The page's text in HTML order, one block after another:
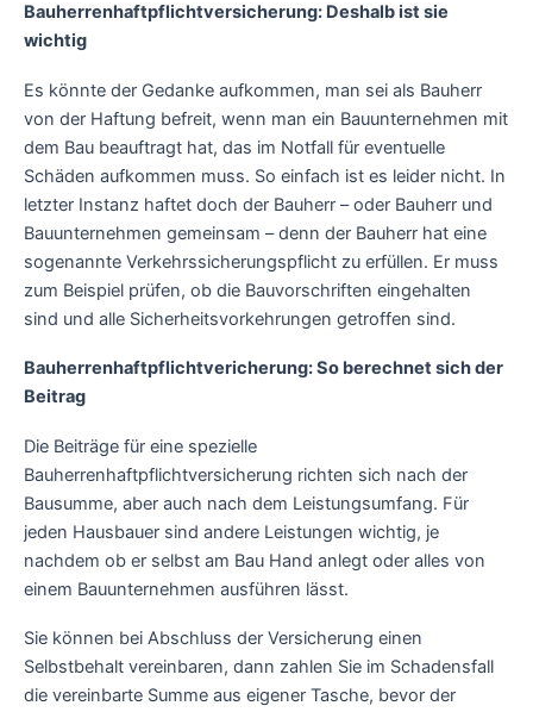
Bauherrenhaftpflichtversicherung: Deshalb ist sie
wichtig
Es könnte der Gedanke aufkommen, man sei als Bauherr
von der Haftung befreit, wenn man ein Bauunternehmen mit
dem Bau beauftragt hat, das im Notfall für eventuelle
Schäden aufkommen muss. So einfach ist es leider nicht. In
letzter Instanz haftet doch der Bauherr – oder Bauherr und
Bauunternehmen gemeinsam – denn der Bauherr hat eine
sogenannte Verkehrssicherungspflicht zu erfüllen. Er muss
zum Beispiel prüfen, ob die Bauvorschriften eingehalten
sind und alle Sicherheitsvorkehrungen getroffen sind.
Bauherrenhaftpflichtvericherung: So berechnet sich der
Beitrag
Die Beiträge für eine spezielle
Bauherrenhaftpflichtversicherung richten sich nach der
Bausumme, aber auch nach dem Leistungsumfang. Für
jeden Hausbauer sind andere Leistungen wichtig, je
nachdem ob er selbst am Bau Hand anlegt oder alles von
einem Bauunternehmen ausführen lässt.
Sie können bei Abschluss der Versicherung einen
Selbstbehalt vereinbaren, dann zahlen Sie im Schadensfall
die vereinbarte Summe aus eigener Tasche, bevor der